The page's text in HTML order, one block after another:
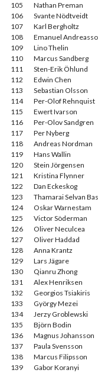
105
Nathan Preman
106
Svante Nödtveidt
107
Karl Bergholtz
108
Emanuel
109
Lino Thelin
110
Marcus Sandberg
111
Sten-Erik Öhlund
112
Edwin Chen
113
Sebastian Olsson
114
Per-Olof Rehnquist
115
Ewert Ivarson
116
Per-Olov Sandgren
117
Per Nyberg
118
Andreas Nordman
119
Hans Wallin
120
Stein Jörgensen
121
Kristina Flynner
122
Dan Eckeskog
123
Thamarai Selvan
124
Oskar Warnestam
125
Victor Söderman
126
Oliver Neculcea
127
Oliver Haddad
128
Anna Krantz
129
Lars Jägare
130
Qianru Zhong
131
Alex Henriksen
132
Georgios Tsiakiris
133
György Mezei
134
Jerzy Groblewski
135
Björn Bodin
136
Magnus Johansson
137
Paula Svensson
138
Marcus Filipsson
139
Gabor Koranyi